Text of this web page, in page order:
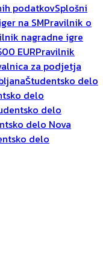
podatkovSplošni
na SMPravilnik o
nagradne igre
EURPravilnik
za podjetja
Študentsko delo
delo
delo
delo Nova
delo